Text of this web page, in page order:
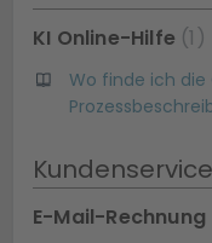
KI Online-Hilfe 1
Wo finde ich
Kundenservice
E-Mail-Rechnung